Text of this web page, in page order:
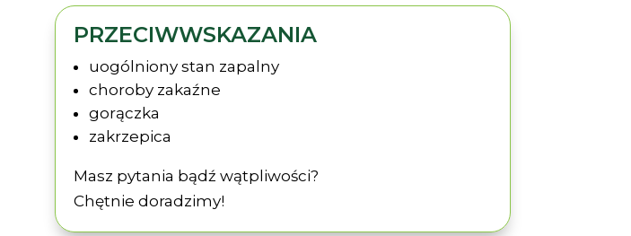
PRZECIWWSKAZANIA
uogólniony stan zapalny
choroby zakaźne
gorączka
zakrzepica
Masz pytania bądź wątpliwości?
Chętnie doradzimy!